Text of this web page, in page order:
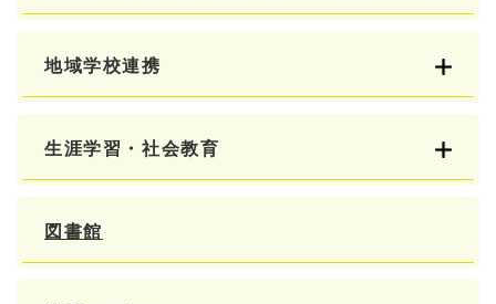
地域学校連携
生涯学習・社会教育
図書館